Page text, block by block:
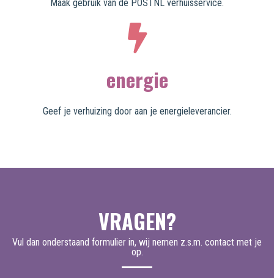
Maak gebruik van de POSTNL verhuisservice.
energie
Geef je verhuizing door aan je energieleverancier.
VRAGEN?
Vul dan onderstaand formulier in, wij nemen z.s.m. contact met je
op.